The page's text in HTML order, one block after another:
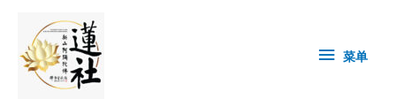
content
单 菜单